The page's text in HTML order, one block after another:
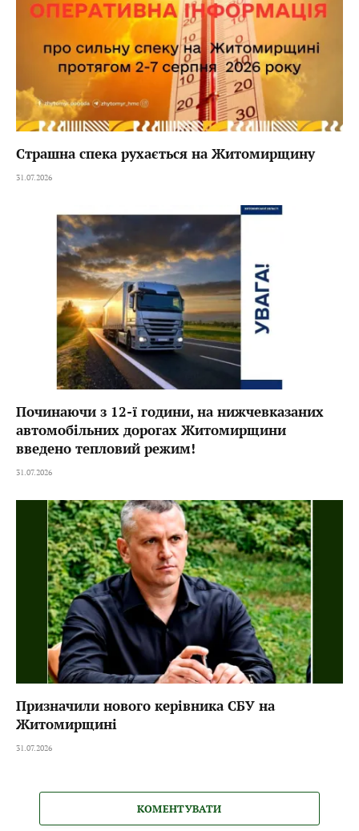
Страшна спека рухається на Житомирщину
31.07.2026
Починаючи з 12-ї години, на нижчевказаних
автомобільних дорогах Житомирщини
введено тепловий режим!
31.07.2026
Призначили нового керівника СБУ на
Житомирщині
31.07.2026
КОМЕНТУВАТИ